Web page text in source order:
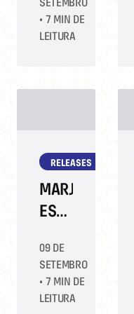
NEGRAS
FALAM
SETEMBRO
• 7 MIN DE
LEITURA
RELEASES
MARJORIE
ESTIANO
A
DIFÍCIL
ARTE
09 DE
SETEMBRO
• 7 MIN DE
LEITURA